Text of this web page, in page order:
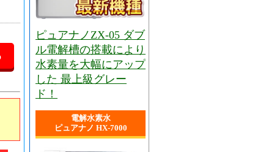
ピュアナノZX-05 ダブ
ル電解槽の搭載により
水素量を大幅にアップ
した 最上級グレー
ド！
電解水素水
ピュアナノ HX-7000